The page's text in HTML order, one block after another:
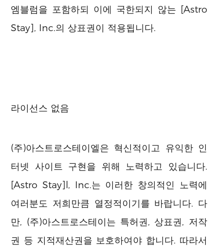
엠블럼을 포함하되 이에 국한되지 않는 [Astro
Stay], Inc.의 상표권이 적용됩니다.
라이선스 없음
(주)아스트로스테이엘은 혁신적이고 유익한 인
터넷 사이트 구현을 위해 노력하고 있습니다.
[Astro Stay]l, Inc.는 이러한 창의적인 노력에
여러분도 저희만큼 열정적이기를 바랍니다. 다
만, (주)아스트로스테이는 특허권, 상표권, 저작
권 등 지적재산권을 보호하여야 합니다. 따라서